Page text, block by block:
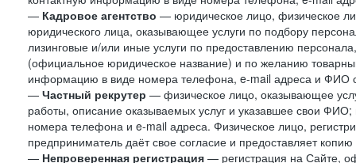
— Кадровое агентство — юридическое лицо, физическое
юридического лица, оказывающее услуги по подбору
лизинговые и/или иные услуги по предоставлению
(официальное юридическое название) и по желанию
информацию в виде номера телефона, e-mail адреса и ФИО
— Частный рекрутер — физическое лицо, оказывающее
работы, описание оказываемых услуг и указавшее свои
номера телефона и e-mail адреса. Физическое лицо,
предприниматель даёт свое согласие и предоставляет
— Непроверенная регистрация — регистрация на Сайте,